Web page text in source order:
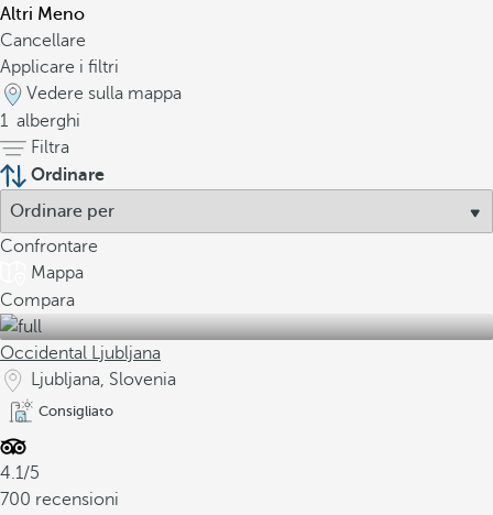
Altri Meno
Cancellare
Applicare i filtri
Vedere sulla mappa
1 alberghi
Filtra
Ordinare
Confrontare
Mappa
Compara
Occidental Ljubljana
Ljubljana, Slovenia
Consigliato
4.1/5
700 recensioni